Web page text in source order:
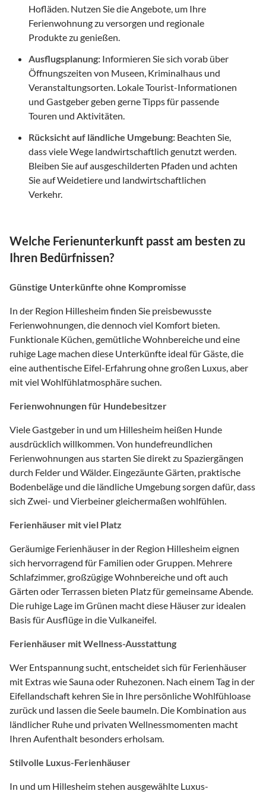
Hofläden. Nutzen Sie die Angebote, um Ihre
Ferienwohnung zu versorgen und regionale
Produkte zu genießen.
Ausflugsplanung: Informieren Sie sich vorab über
Öffnungszeiten von Museen, Kriminalhaus und
Veranstaltungsorten. Lokale Tourist-Informationen
und Gastgeber geben gerne Tipps für passende
Touren und Aktivitäten.
Rücksicht auf ländliche Umgebung: Beachten Sie,
dass viele Wege landwirtschaftlich genutzt werden.
Bleiben Sie auf ausgeschilderten Pfaden und achten
Sie auf Weidetiere und landwirtschaftlichen
Verkehr.
Welche Ferienunterkunft passt am besten zu
Ihren Bedürfnissen?
Günstige Unterkünfte ohne Kompromisse
In der Region Hillesheim finden Sie preisbewusste
Ferienwohnungen, die dennoch viel Komfort bieten.
Funktionale Küchen, gemütliche Wohnbereiche und eine
ruhige Lage machen diese Unterkünfte ideal für Gäste, die
eine authentische Eifel-Erfahrung ohne großen Luxus, aber
mit viel Wohlfühlatmosphäre suchen.
Ferienwohnungen für Hundebesitzer
Viele Gastgeber in und um Hillesheim heißen Hunde
ausdrücklich willkommen. Von hundefreundlichen
Ferienwohnungen aus starten Sie direkt zu Spaziergängen
durch Felder und Wälder. Eingezäunte Gärten, praktische
Bodenbeläge und die ländliche Umgebung sorgen dafür, dass
sich Zwei- und Vierbeiner gleichermaßen wohlfühlen.
Ferienhäuser mit viel Platz
Geräumige Ferienhäuser in der Region Hillesheim eignen
sich hervorragend für Familien oder Gruppen. Mehrere
Schlafzimmer, großzügige Wohnbereiche und oft auch
Gärten oder Terrassen bieten Platz für gemeinsame Abende.
Die ruhige Lage im Grünen macht diese Häuser zur idealen
Basis für Ausflüge in die Vulkaneifel.
Ferienhäuser mit Wellness-Ausstattung
Wer Entspannung sucht, entscheidet sich für Ferienhäuser
mit Extras wie Sauna oder Ruhezonen. Nach einem Tag in der
Eifellandschaft kehren Sie in Ihre persönliche Wohlfühloase
zurück und lassen die Seele baumeln. Die Kombination aus
ländlicher Ruhe und privaten Wellnessmomenten macht
Ihren Aufenthalt besonders erholsam.
Stilvolle Luxus-Ferienhäuser
In und um Hillesheim stehen ausgewählte Luxus-